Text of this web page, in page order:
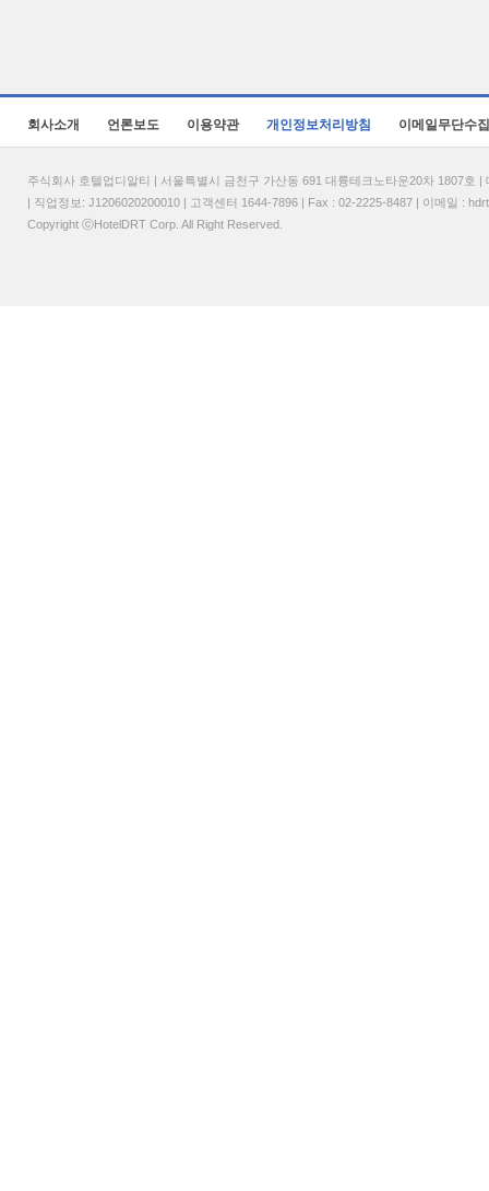
회사소개 언론보도 이용약관 개인정보처리방침 이메일무단수
주식회사 호텔업디알티 | 서울특별시 금천구 가산동 691 대륭테크노타운20차 1807
| 직업정보: J1206020200010 | 고객센터 1644-7896 | Fax : 02-2225-8487 | 이메일 :
Copyright ⓒHotelDRT Corp. All Right Reserved.